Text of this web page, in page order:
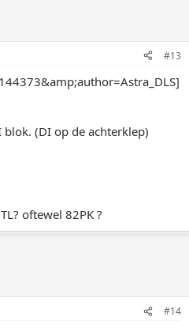
#13
(DI op de achterklep)
oftewel 82PK ?
#14